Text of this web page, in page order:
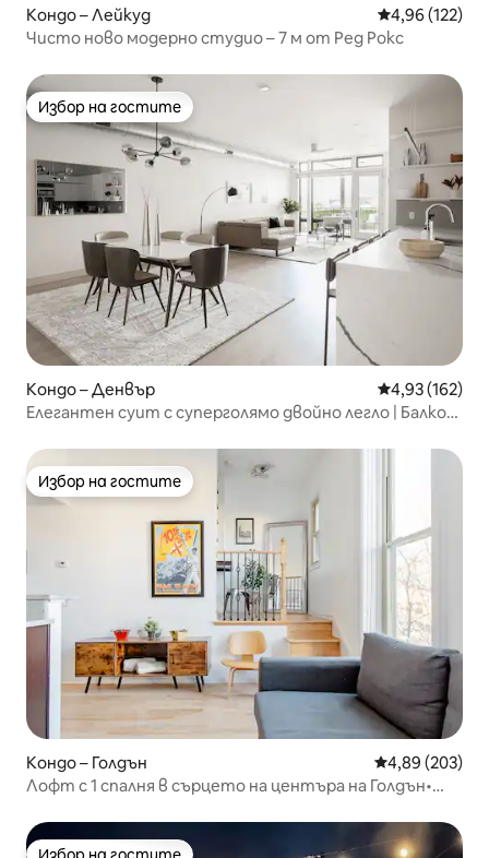
Кондо – Лейкуд Средна
4,96 (122)
Чисто ново модерно студио – 7 м от Ред Рокс
Избор на гостите
Избор на гостите
Кондо – Денвър Средна
4,93 (162)
Елегантен суит с суперголямо двойно легло | Балкон
Избор на гостите
Избор на гостите
Кондо – Голдън Средна
4,89 (203)
Лофт с 1 спалня в сърцето на центъра на Голдън•